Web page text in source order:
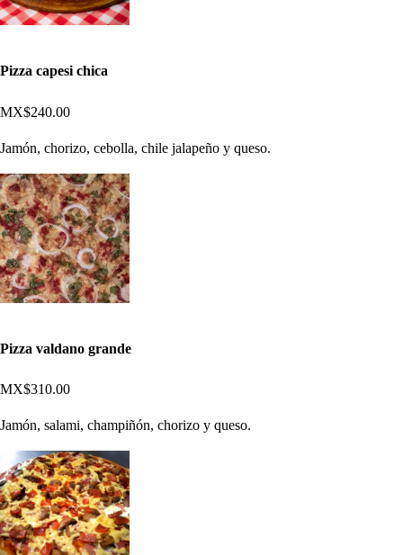
Pizza capesi chica
MX$240.00
Jamón, chorizo, cebolla, chile jalapeño y queso.
Pizza valdano grande
MX$310.00
Jamón, salami, champiñón, chorizo y queso.